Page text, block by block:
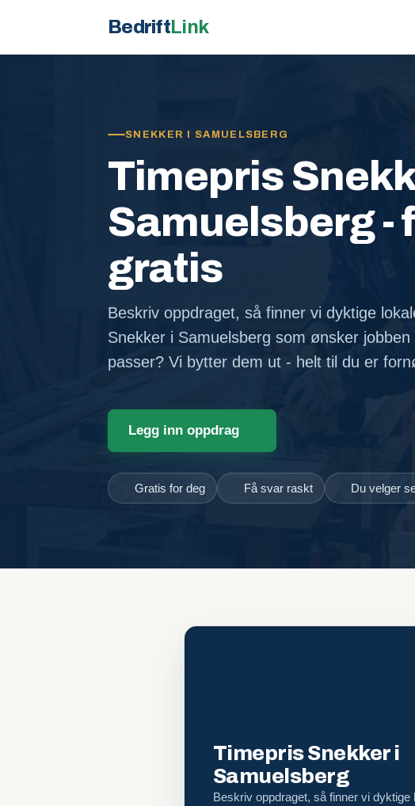
BedriftLink
SNEKKER I SAMUELSBERG
Timepris
Samuelsberg -
gratis
Beskriv oppdraget, så finner vi dyktige
Snekker i Samuelsberg som ønsker
passer? Vi bytter dem ut - helt til du er
Legg inn oppdrag
Gratis for deg Få svar raskt Du velger
Timepris Snekker i
Samuelsberg
Beskriv oppdraget, så finner vi dyktige